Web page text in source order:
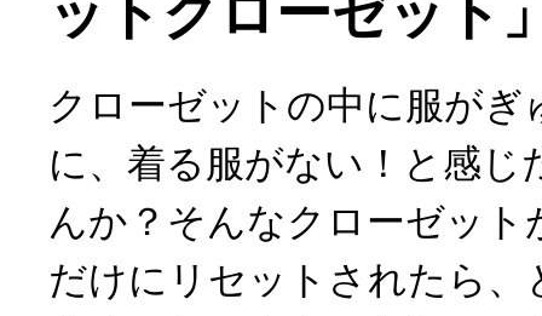
クローゼットの中に服がぎ
に、着る服がない！と感じ
んか？そんなクローゼット
だけにリセットされたら